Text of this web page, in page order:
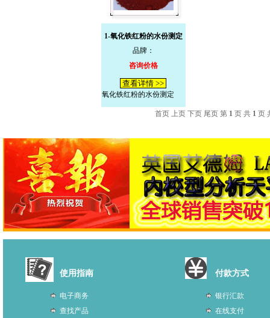
1-氧化铁红粉的水份测定
品牌：
咨询价格
查看详情 >>
氧化铁红粉的水份测定
首页 上页 下页 尾页 第 1 页 共 1 页
使用指南
电子商务
查找产品
付款方式
银行汇款
在线支付